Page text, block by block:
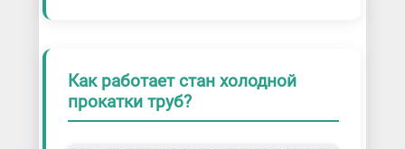
Как работает стан холодной
прокатки труб?